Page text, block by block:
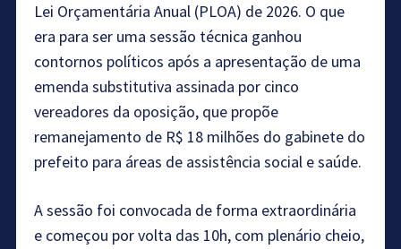
Lei Orçamentária Anual (PLOA) de 2026. O que
era para ser uma sessão técnica ganhou
contornos políticos após a apresentação de uma
emenda substitutiva assinada por cinco
vereadores da oposição, que propõe
remanejamento de R$ 18 milhões do gabinete do
prefeito para áreas de assistência social e saúde.
A sessão foi convocada de forma extraordinária
e começou por volta das 10h, com plenário cheio,